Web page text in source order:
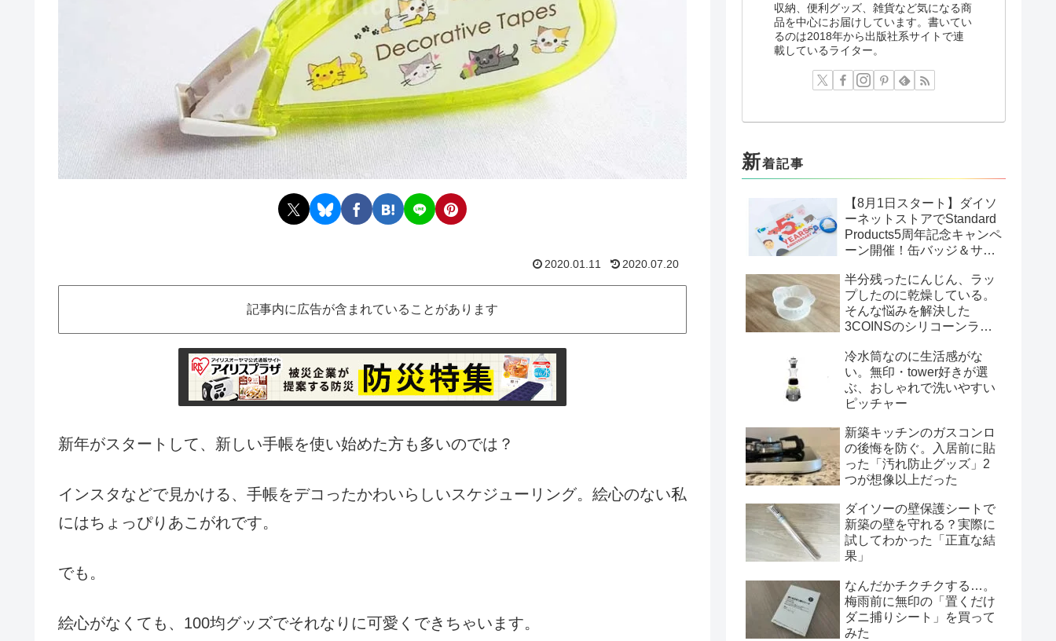
2020.01.11 2020.07.20
記事内に広告が含まれていることがあります
新年がスタートして、新しい手帳を使い始めた方も多いのでは？
インスタなどで見かける、手帳をデコったかわいらしいスケジューリング。絵心のない私
にはちょっぴりあこがれです。
でも。
絵心がなくても、100均グッズでそれなりに可愛くできちゃいます。
収納、便利グッズ、雑貨など気になる商
品を中心にお届けしています。書いてい
るのは2018年から出版社系サイトで連
載しているライター。
新着記事
【8月1日スタート】ダイソ
ーネットストアでStandard
Products5周年記念キャンペ
ーン開催！缶バッジ＆サン
半分残ったにんじん、ラッ
プしたのに乾燥している。
そんな悩みを解決した
3COINSのシリコーンラッ
冷水筒なのに生活感がな
い。無印・tower好きが選
ぶ、おしゃれで洗いやすい
ピッチャー
新築キッチンのガスコンロ
の後悔を防ぐ。入居前に貼
った「汚れ防止グッズ」2
つが想像以上だった
ダイソーの壁保護シートで
新築の壁を守れる？実際に
試してわかった「正直な結
果」
なんだかチクチクする…。
梅雨前に無印の「置くだけ
ダニ捕りシート」を買って
みた